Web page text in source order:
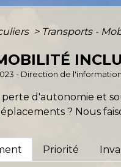
> Transports -
- Direction de
perte d'autonomie et
? Nous
Priorité